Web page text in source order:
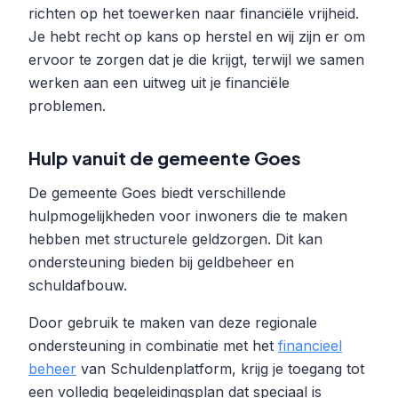
richten op het toewerken naar financiële vrijheid.
Je hebt recht op kans op herstel en wij zijn er om
ervoor te zorgen dat je die krijgt, terwijl we samen
werken aan een uitweg uit je financiële
problemen.
Hulp vanuit de gemeente Goes
De gemeente Goes biedt verschillende
hulpmogelijkheden voor inwoners die te maken
hebben met structurele geldzorgen. Dit kan
ondersteuning bieden bij geldbeheer en
schuldafbouw.
Door gebruik te maken van deze regionale
ondersteuning in combinatie met het financieel
beheer van Schuldenplatform, krijg je toegang tot
een volledig begeleidingsplan dat speciaal is